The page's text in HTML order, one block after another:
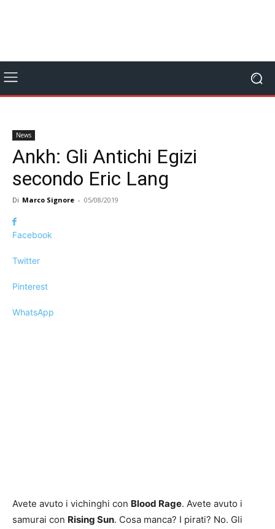
News
Ankh: Gli Antichi Egizi
secondo Eric Lang
Di Marco Signore - 05/08/2019
Facebook
Twitter
Pinterest
WhatsApp
Avete avuto i vichinghi con Blood Rage. Avete avuto i
samurai con Rising Sun. Cosa manca? I pirati? No. Gli